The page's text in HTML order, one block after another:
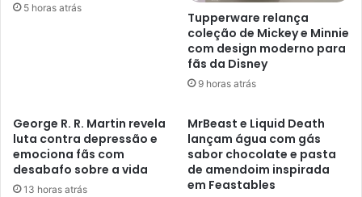
5 horas atrás
Tupperware relança
coleção de Mickey e Minnie
com design moderno para
fãs da Disney
9 horas atrás
George R. R. Martin revela
luta contra depressão e
emociona fãs com
desabafo sobre a vida
13 horas atrás
MrBeast e Liquid Death
lançam água com gás
sabor chocolate e pasta
de amendoim inspirada
em Feastables